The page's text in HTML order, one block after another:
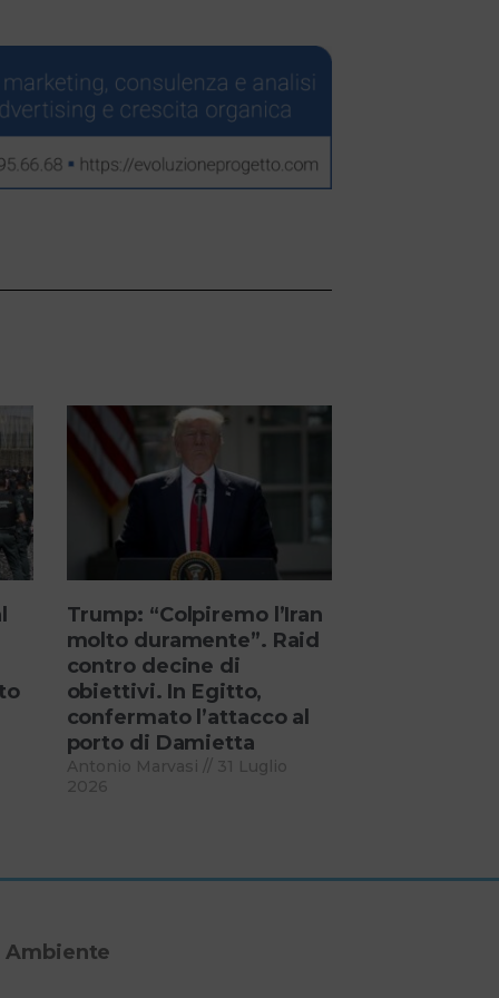
Trump: “Colpiremo l’Iran
molto duramente”. Raid
contro decine di
obiettivi. In Egitto,
confermato l’attacco al
porto di Damietta
Antonio Marvasi
31 Luglio
2026
Ambiente